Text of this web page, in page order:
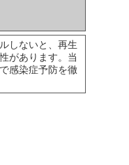
しないと、再生
があります。当
感染症予防を徹